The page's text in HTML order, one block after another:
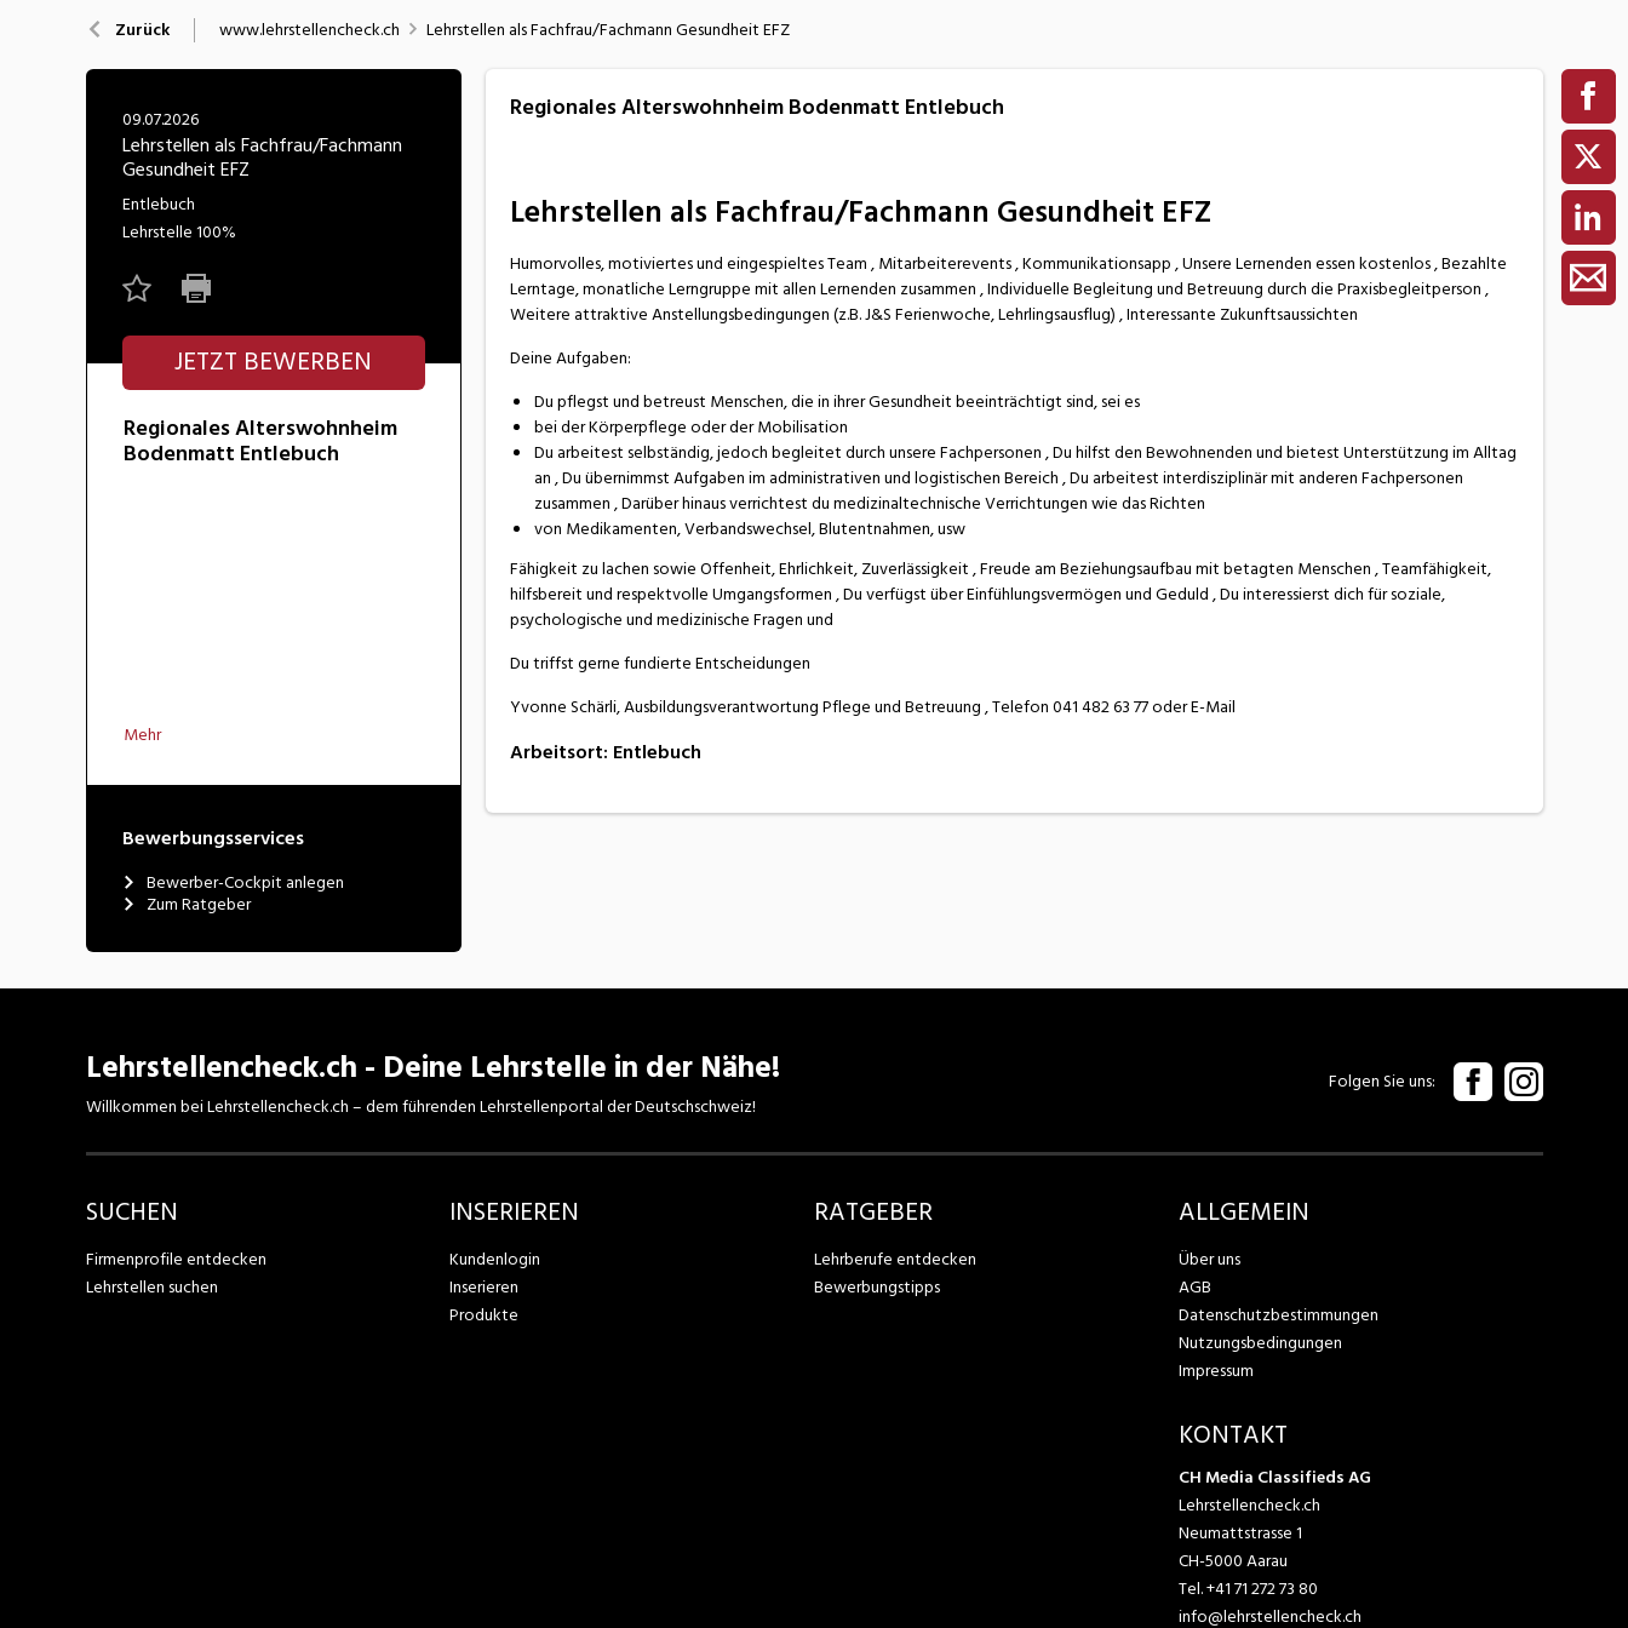
Nahrung
Wirtschaft/Verwaltung
Zurück www.lehrstellencheck.ch Lehrstellen als Fachfrau/Fachmann Gesundheit EFZ
09.07.2026
Lehrstellen als Fachfrau/Fachmann
Gesundheit EFZ
Entlebuch
Lehrstelle100%
JETZT BEWERBEN
Regionales Alterswohnheim
Bodenmatt Entlebuch
Mehr
Bewerbungsservices
Bewerber-Cockpit anlegen
Zum Ratgeber
Regionales Alterswohnheim Bodenmatt Entlebuch
Lehrstellen als Fachfrau/Fachmann Gesundheit EFZ
Humorvolles, motiviertes und eingespieltes Team , Mitarbeiterevents , Kommunikationsapp , Unsere Lernenden essen kostenlos , Bezahlte
Lerntage, monatliche Lerngruppe mit allen Lernenden zusammen , Individuelle Begleitung und Betreuung durch die Praxisbegleitperson ,
Weitere attraktive Anstellungsbedingungen (z.B. J&S Ferienwoche, Lehrlingsausflug) , Interessante Zukunftsaussichten
Deine Aufgaben:
Du pflegst und betreust Menschen, die in ihrer Gesundheit beeinträchtigt sind, sei es
bei der Körperpflege oder der Mobilisation
Du arbeitest selbständig, jedoch begleitet durch unsere Fachpersonen , Du hilfst den Bewohnenden und bietest Unterstützung im Alltag
an , Du übernimmst Aufgaben im administrativen und logistischen Bereich , Du arbeitest interdisziplinär mit anderen Fachpersonen
zusammen , Darüber hinaus verrichtest du medizinaltechnische Verrichtungen wie das Richten
von Medikamenten, Verbandswechsel, Blutentnahmen, usw
Fähigkeit zu lachen sowie Offenheit, Ehrlichkeit, Zuverlässigkeit , Freude am Beziehungsaufbau mit betagten Menschen , Teamfähigkeit,
hilfsbereit und respektvolle Umgangsformen , Du verfügst über Einfühlungsvermögen und Geduld , Du interessierst dich für soziale,
psychologische und medizinische Fragen und
Du triffst gerne fundierte Entscheidungen
Yvonne Schärli, Ausbildungsverantwortung Pflege und Betreuung , Telefon 041 482 63 77 oder E-Mail
Arbeitsort: Entlebuch
Lehrstellencheck.ch - Deine Lehrstelle in der Nähe!
Willkommen bei Lehrstellencheck.ch – dem führenden Lehrstellenportal der Deutschschweiz!
Folgen Sie uns
SUCHEN
Firmenprofile entdecken
Lehrstellen suchen
INSERIEREN
Kundenlogin
Inserieren
Produkte
RATGEBER
Lehrberufe entdecken
Bewerbungstipps
ALLGEMEIN
Über uns
AGB
Datenschutzbestimmungen
Nutzungsbedingungen
Impressum
KONTAKT
CH Media Classifieds AG
Lehrstellencheck.ch
Neumattstrasse 1
CH-5000 Aarau
Tel.+41 71 272 73 80
info@lehrstellencheck.ch